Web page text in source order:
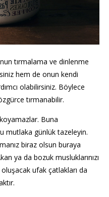
tırmalama ve dinlenme
hem de onun kendi
olabilirsiniz. Böylece
tırmanabilir.
Buna
mutlaka günlük tazeleyin.
biraz olsun buraya
ya da bozuk musluklarınızı
ufak çatlakları da